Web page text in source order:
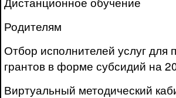
Родителям
Отбор исполнителей услуг для
грантов в форме субсидий на
Виртуальный методический